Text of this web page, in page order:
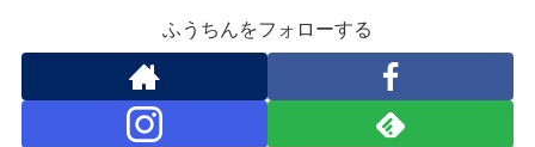
ふうちんをフォローする